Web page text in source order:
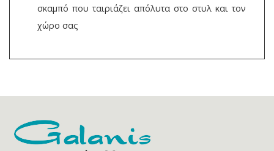
σκαμπό που ταιριάζει απόλυτα στο στυλ και τον
χώρο σας